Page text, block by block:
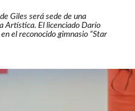
Giles será sede de una
Artística. El licenciado Darío
el reconocido gimnasio “Star